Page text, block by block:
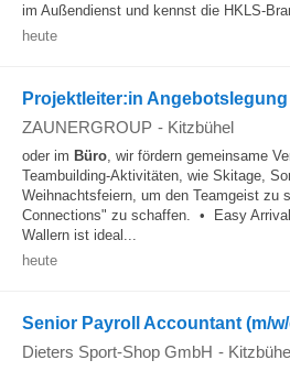
im Außendienst und kennst die HKLS-
heute
Projektleiter:in
ZAUNERGROUP - Kitzbühel
oder im Büro, wir fördern gemeinsame
Teambuilding-Aktivitäten, wie Skitage,
Weihnachtsfeiern, um den Teamgeist zu
Connections" zu schaffen. • Easy
Wallern ist ideal...
heute
Senior Payroll Accountant (m/
Dieters Sport-Shop GmbH -